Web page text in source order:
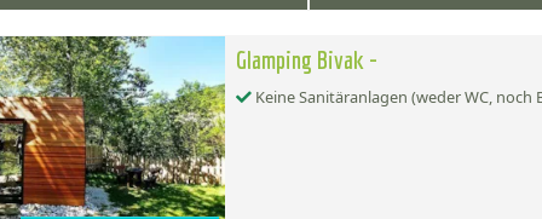
Glamping Bivak -
Keine Sanitäranlagen (weder WC, noch